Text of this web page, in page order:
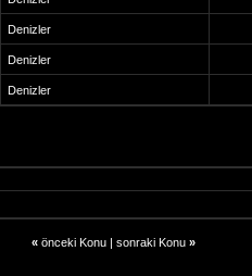
Denizler
Denizler
Denizler
« önceki Konu| sonraki Konu »